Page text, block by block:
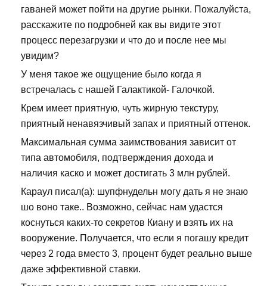
гаваней может пойти на другие рынки. Пожалуйста,
расскажите по подробней как вы видите этот
процесс перезагрузки и что до и после нее мы
увидим?
У меня такое же ощущение было когда я
встречалась с нашей Галактикой- Галочкой.
Крем имеет приятную, чуть жирную текстуру,
приятный ненавязчивый запах и приятный оттенок.
Максимальная сумма заимствования зависит от
типа автомобиля, подтверждения дохода и
наличия каско и может достигать 3 млн рублей.
Караул писал(а): шупфнудельн могу дать я не знаю
шо воно таке.. Возможно, сейчас нам удастся
коснуться каких-то секретов Киану и взять их на
вооружение. Получается, что если я погашу кредит
через 2 года вместо 3, процент будет реально выше
даже эффективной ставки.